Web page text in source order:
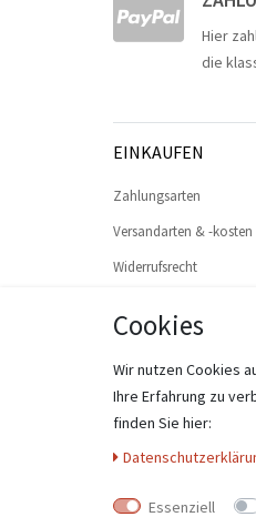
Hier
die
EINKAUFEN
Zahlungsarten
Versandarten & -kosten
Widerrufsrecht
Zur Kasse
Hilfe
Widerruf erklären
Cookies
Wir nutzen Cookies
Ihre Erfahrung zu
finden Sie hier:
Essenziell